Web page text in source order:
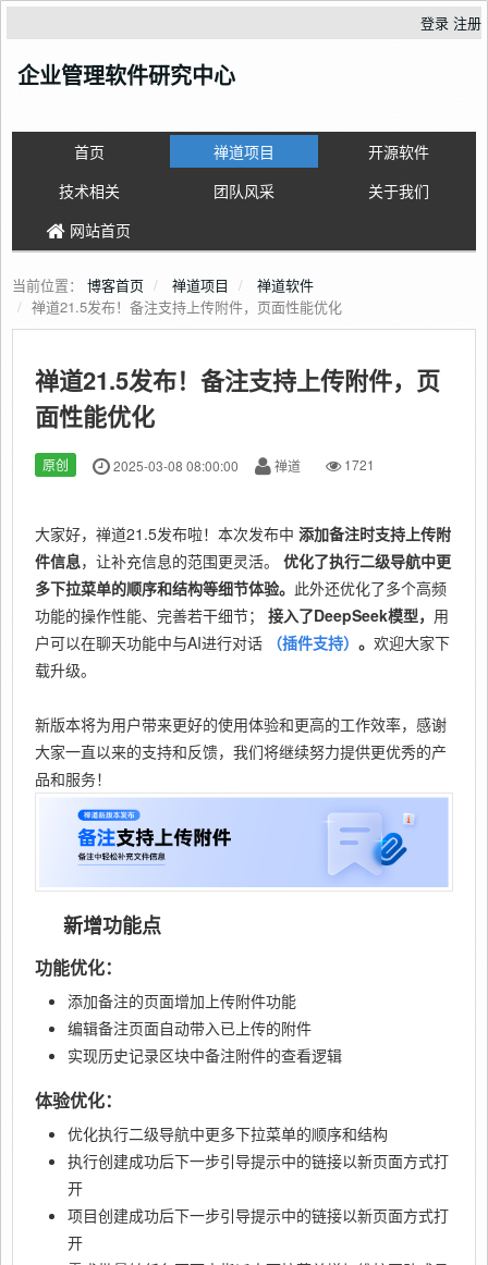
登录 注册
企业管理软件研究中心
首页 禅道项目
开源软件
技术相关
团队风采
关于我们
网站首页
当前位置： 博客首页 禅道项目
禅道软件
禅道21.5发布！备注支持上传附件，页面性能优化
禅道21.5发布！备注支持上传附件，页
面性能优化
原创 2025-03-08 08:00:00 禅道 1721
大家好，禅道21.5发布啦！本次发布中 添加备注时支持上传附
件信息，让补充信息的范围更灵活。 优化了执行二级导航中更
多下拉菜单的顺序和结构等细节体验。 此外还优化了多个高频
功能的操作性能、完善若干细节； 接入了DeepSeek模型， 用
户可以在聊天功能中与AI进行对话
（插件支持） 。 欢迎大家下
载升级。
新版本将为用户带来更好的使用体验和更高的工作效率，感谢
大家一直以来的支持和反馈，我们将继续努力提供更优秀的产
品和服务！
新增功能点
功能优化：
添加备注的页面增加上传附件功能
编辑备注页面自动带入已上传的附件
实现历史记录区块中备注附件的查看逻辑
体验优化：
优化执行二级导航中更多下拉菜单的顺序和结构
执行创建成功后下一步引导提示中的链接以新页面方式打
开
项目创建成功后下一步引导提示中的链接以新页面方式打
开